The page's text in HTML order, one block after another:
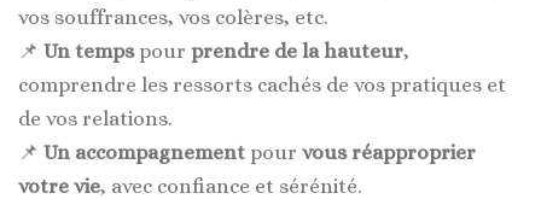
vos souffrances, vos colères, etc.
📌 Un tempspour prendre de la hauteur,
comprendre les ressorts cachés de vos pratiques et
de vos relations.
📌 Un accompagnement pour vous réapproprier
votre vie, avec confiance et sérénité.